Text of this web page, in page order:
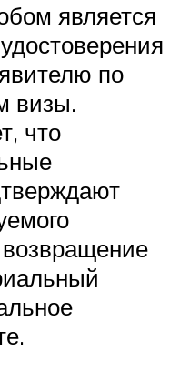
является
по
визы.
что
возвращение